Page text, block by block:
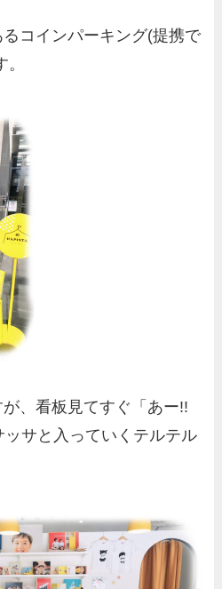
コインパーキング(提携で
、看板見てすぐ「あー!!
サと入っていくテルテル